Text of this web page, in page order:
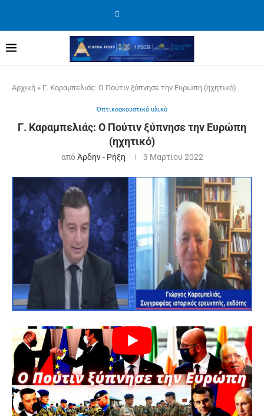
Αρχική » Γ. Καραμπελιάς: Ο Πούτιν ξύπνησε την Ευρώπη (ηχητικό)
Οπτικοακουστικό υλικό
Γ. Καραμπελιάς: Ο Πούτιν ξύπνησε την Ευρώπη
(ηχητικό)
απόΆρδην - Ρήξη 3 Μαρτίου 2022